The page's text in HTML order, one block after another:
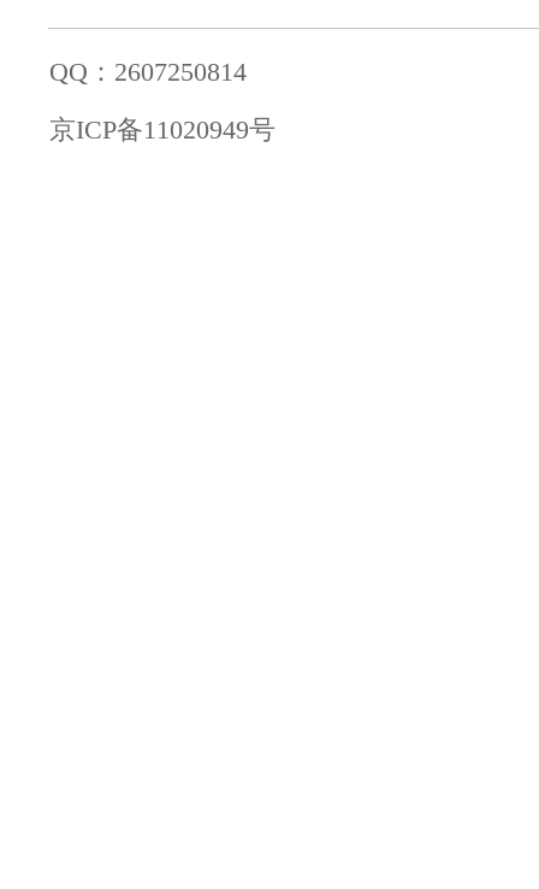
QQ：2607250814
京ICP备11020949号